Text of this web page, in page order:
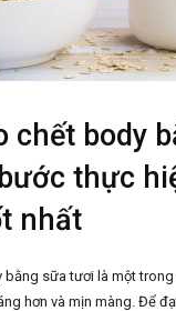
chết body
thực
nhất
bằng sữa tươi là một
hơn và mịn màng. Để